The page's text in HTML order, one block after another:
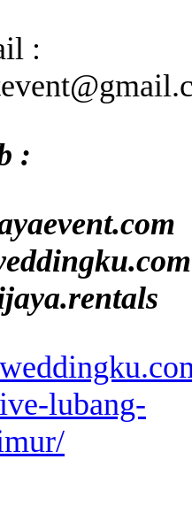
:
:
lubang-